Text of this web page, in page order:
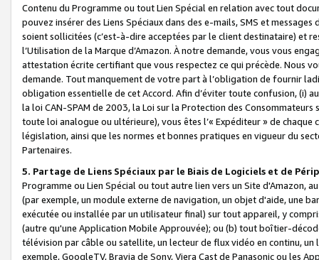
Contenu du Programme ou tout Lien Spécial en relation avec tout
pouvez insérer des Liens Spéciaux dans des e-mails, SMS et
soient sollicitées (c’est-à-dire acceptées par le client destinataire) et
l’Utilisation de la Marque d’Amazon. À notre demande, vous vous
attestation écrite certifiant que vous respectez ce qui précède. Nous
demande. Tout manquement de votre part à l’obligation de fournir
obligation essentielle de cet Accord. Afin d’éviter toute confusion, (i)
la loi CAN-SPAM de 2003, la Loi sur la Protection des
toute loi analogue ou ultérieure), vous êtes l’« Expéditeur » de
législation, ainsi que les normes et bonnes pratiques en vigueur du
Partenaires.
5. Partage de Liens Spéciaux par le Biais de Logiciels et de
Programme ou Lien Spécial ou tout autre lien vers un Site d'Amazon,
(par exemple, un module externe de navigation, un objet d'aide, une
exécutée ou installée par un utilisateur final) sur tout appareil, y
(autre qu'une Application Mobile Approuvée); ou (b) tout boîtier-
télévision par câble ou satellite, un lecteur de flux vidéo en continu,
exemple, GoogleTV, Bravia de Sony, Viera Cast de Panasonic ou les